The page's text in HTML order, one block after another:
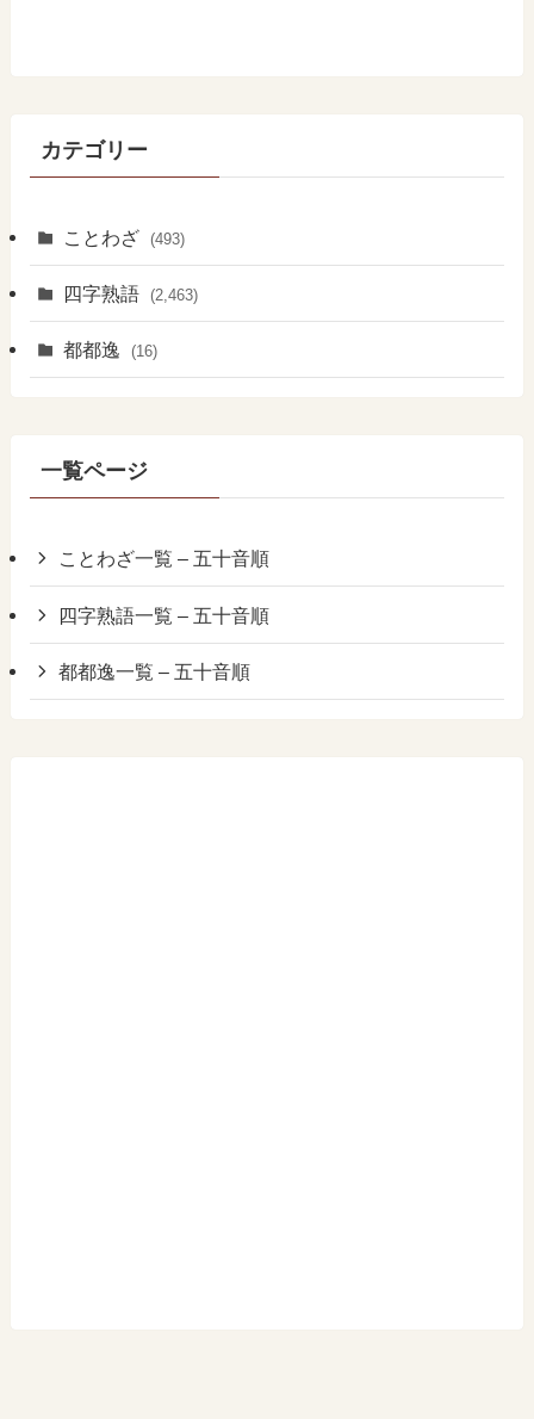
カテゴリー
ことわざ (493)
四字熟語 (2,463)
都都逸 (16)
一覧ページ
ことわざ一覧 – 五十音順
四字熟語一覧 – 五十音順
都都逸一覧 – 五十音順